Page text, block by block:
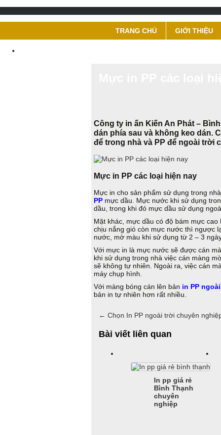
TRANG CHỦ GIỚI THIỆU
Công ty in ấn Kiến An Phát –
dán phía sau và không keo dán.
để trong nhà và PP để ngoài trời
Mực in PP các loại hiện nay
Mực in cho sản phẩm sử dụng trong
PP mực dầu. Mực nước khi sử dụng
dầu, trong khi đó mực dầu sử dụng
Mặt khác, mực dầu có độ bám mực
chịu nắng gió còn mực nước thì ngược
nước, mờ màu khi sử dụng từ 2 – 3
Với mực in là mực nước sẽ được cán
khi sử dụng trong nhà việc cán màng
sẽ không tự nhiên. Ngoài ra, việc cán
máy chụp hình.
Với màng bóng cán lên bản in PP
bản in tự nhiên hơn rất nhiều.
← Chọn In PP ngoài trời chuyên
Bài viết liên quan
In pp giá rẻ
Bình Thạnh
chuyên
nghiệp